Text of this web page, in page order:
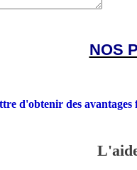
NOS
d'obtenir des avantages